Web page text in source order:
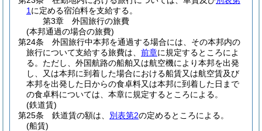
1 に定める宿泊料を支給する。
第3章
外国旅行の旅費
(本邦通過の場合の旅費)
第24条
外国旅行中本邦を通過する場合には、その本邦内の
旅行について支給する旅費は、 前章に規定するところによ
る。 ただし、外国航路の船舶又は航空機により本邦を出発
し、又は本邦に到着した場合における船賃又は航空賃及び
本邦を出発した日からの食卓料又は本邦に到着した日まで
の食卓料については、本章に規定するところによる。
(鉄道賃)
第25条
鉄道賃の額は、 別表第2の定めるところによる。
(船賃)